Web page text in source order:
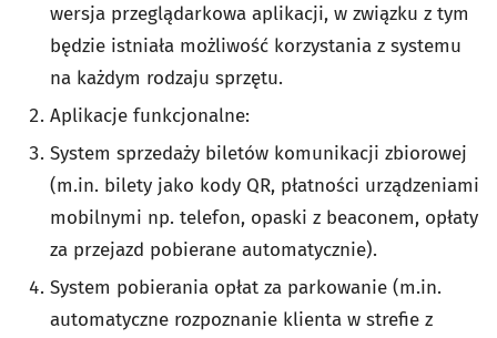
wersja przeglądarkowa aplikacji, w związku z tym
będzie istniała możliwość korzystania z systemu
na każdym rodzaju sprzętu.
Aplikacje funkcjonalne:
System sprzedaży biletów komunikacji zbiorowej
(m.in. bilety jako kody QR, płatności urządzeniami
mobilnymi np. telefon, opaski z beaconem, opłaty
za przejazd pobierane automatycznie).
System pobierania opłat za parkowanie (m.in.
automatyczne rozpoznanie klienta w strefie z